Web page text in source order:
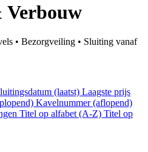
Verbouw
• Bezorgveiling • Sluiting vanaf
(laatst) Laagste prijs
Kavelnummer (aflopend)
Titel op alfabet (A-Z) Titel op